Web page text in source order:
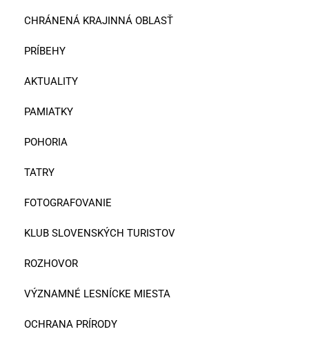
CHRÁNENÁ KRAJINNÁ OBLASŤ
PRÍBEHY
AKTUALITY
PAMIATKY
POHORIA
TATRY
FOTOGRAFOVANIE
KLUB SLOVENSKÝCH TURISTOV
ROZHOVOR
VÝZNAMNÉ LESNÍCKE MIESTA
OCHRANA PRÍRODY